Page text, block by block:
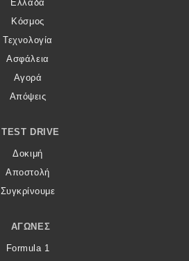
Ελλάδα
Κόσμος
Τεχνολογία
Ασφάλεια
Αγορά
Απόψεις
TEST DRIVE
Δοκιμή
Αποστολή
Συγκρίνουμε
ΑΓΏΝΕΣ
Formula 1